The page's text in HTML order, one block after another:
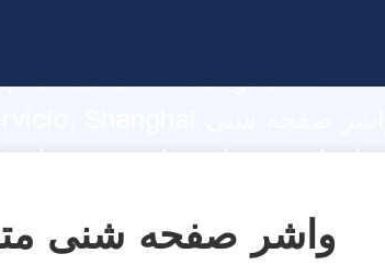
fuerza de investigación